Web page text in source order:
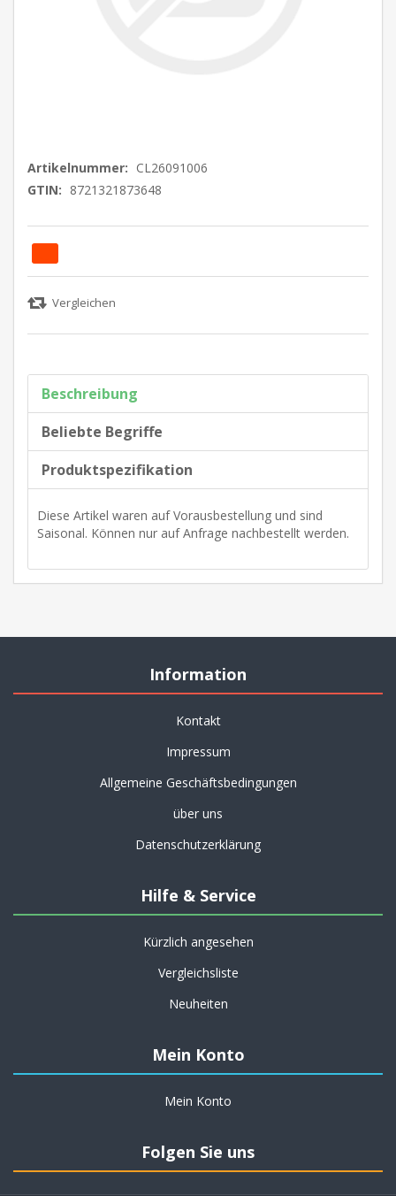
Artikelnummer: CL26091006
GTIN: 8721321873648
Beschreibung
Beliebte Begriffe
Produktspezifikation
Diese Artikel waren auf Vorausbestellung und sind
Saisonal. Können nur auf Anfrage nachbestellt werden.
Information
Kontakt
Impressum
Allgemeine Geschäftsbedingungen
über uns
Datenschutzerklärung
Hilfe & Service
Kürzlich angesehen
Vergleichsliste
Neuheiten
Mein Konto
Mein Konto
Folgen Sie uns